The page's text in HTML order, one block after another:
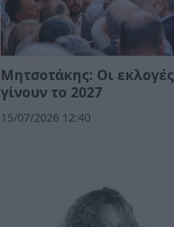
Μητσοτάκης: Οι
γίνουν το 2027
15/07/2026 12:40